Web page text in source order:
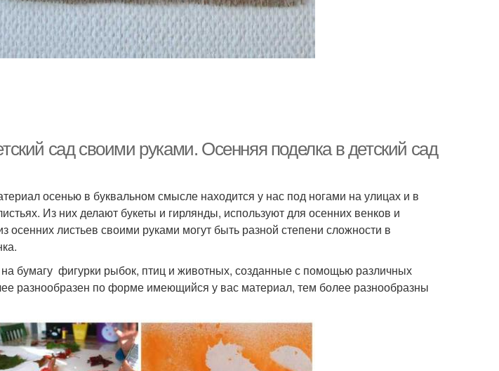
Бюджетные поделки Праздничная поделка
Поделки в смешанной
материалов
Поделки из втулки Поделки для малышей Совместные поделки
сад своими руками. Осенняя поделка в детский сад
осенью в буквальном смысле находится у нас под ногами на улицах и в
Из них делают букеты и гирлянды, используют для осенних венков и
осенних листьев своими руками могут быть разной степени сложности в
бумагу фигурки рыбок, птиц и животных, созданные с помощью различных
разнообразен по форме имеющийся у вас материал, тем более разнообразны